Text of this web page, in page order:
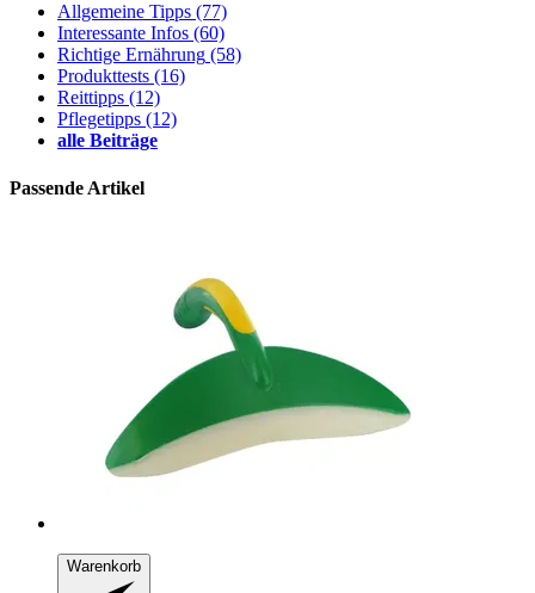
Allgemeine Tipps (77)
Interessante Infos (60)
Richtige Ernährung (58)
Produkttests (16)
Reittipps (12)
Pflegetipps (12)
alle Beiträge
Passende Artikel
Warenkorb